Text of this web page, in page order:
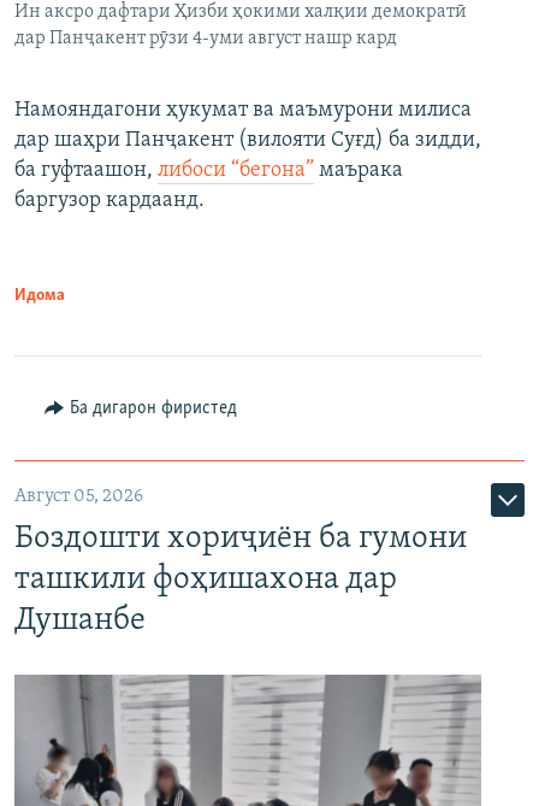
Ин аксро дафтари Ҳизби ҳокими халқии демократӣ
дар Панҷакент рӯзи 4-уми август нашр кард
Намояндагони ҳукумат ва маъмурони милиса
дар шаҳри Панҷакент (вилояти Суғд) ба зидди,
ба гуфтаашон, либоси “бегона” маърака
баргузор кардаанд.
Идома
Ба дигарон фиристед
Август 05, 2026
Боздошти хориҷиён ба гумони
ташкили фоҳишахона дар
Душанбе